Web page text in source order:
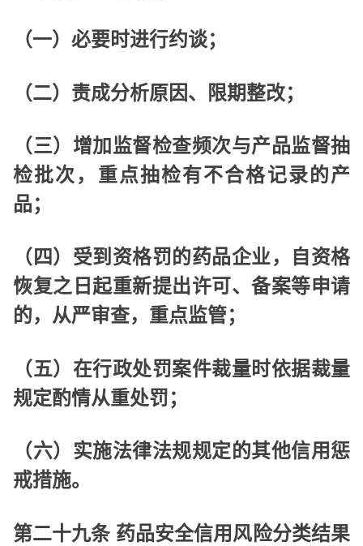
（一）必要时进行约谈；
（二）责成分析原因、限期整改；
（三）增加监督检查频次与产品监督抽
检批次，重点抽检有不合格记录的产
品；
（四）受到资格罚的药品企业，自资格
恢复之日起重新提出许可、备案等申请
的，从严审查，重点监管；
（五）在行政处罚案件裁量时依据裁量
规定酌情从重处罚；
（六）实施法律法规规定的其他信用惩
戒措施。
第二十九条 药品安全信用风险分类结果